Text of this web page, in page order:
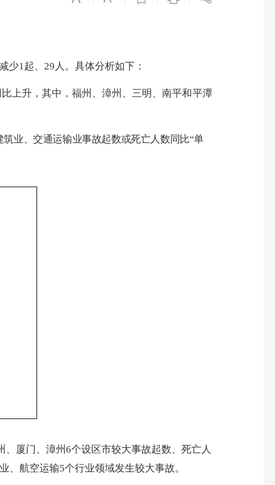
少1起、 29 人。具体分析如下：
上升，其中 ，福州、漳州、三明 、南平和平潭
筑业、交通运输业事故起数或死亡人数同比“单
、厦门、漳州6个设区市较大事故起数、死亡人
、航空运输5个行业领域发生较大事故。